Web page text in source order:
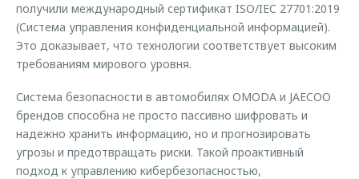
получили международный сертификат ISO/IEC 27701:2019
(Система управления конфиденциальной информацией).
Это доказывает, что технологии соответствует высоким
требованиям мирового уровня.
Система безопасности в автомобилях OMODA и JAECOO
брендов способна не просто пассивно шифровать и
надежно хранить информацию, но и прогнозировать
угрозы и предотвращать риски. Такой проактивный
подход к управлению кибербезопасностью,